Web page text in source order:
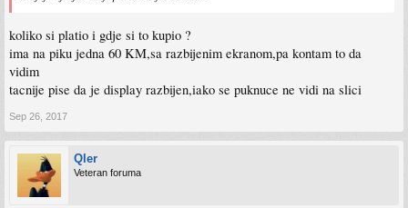
koliko si platio i gdje si to kupio ?
ima na piku jedna 60 KM,sa razbijenim ekranom,pa kontam to da
vidim
tacnije pise da je display razbijen,iako se puknuce ne vidi na slici
Sep 26, 2017
Qler
Veteran foruma